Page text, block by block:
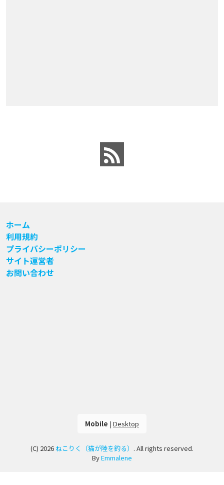
ホーム
利用規約
プライバシーポリシー
サイト運営者
お問い合わせ
Mobile | Desktop
(C) 2026ねこりく（猫が陸を釣る） . All rights reserved.
ByEmmalene